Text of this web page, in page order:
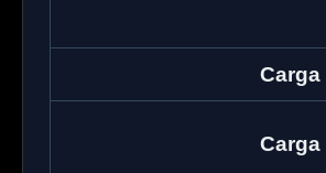
Carga
Carga